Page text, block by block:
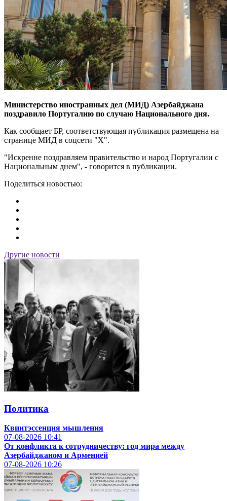
Министерство иностранных дел (МИД) Азербайджана
поздравило Португалию по случаю Национального дня.
Как сообщает БР, соответствующая публикация размещена на
странице МИД в соцсети "X".
"Искренне поздравляем правительство и народ Португалии с
Национальным днем", - говорится в публикации.
Поделиться новостью:
Другие новости
Политика
Квинтэссенция мышления
07-08-2026 10:41
От конфликта к сотрудничеству: год мира между
Азербайджаном и Арменией
07-08-2026 10:26